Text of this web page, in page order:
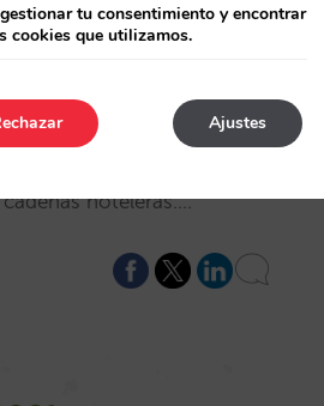
la participación de:
hoteleras.…
tu consentimiento y encontrar
cookies que utilizamos.
Ajustes